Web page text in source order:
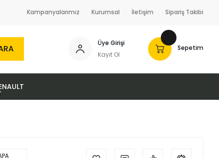
Kampanyalarımız Kurumsal İletişim Sipariş Takibi
Üye Girişi
Kayıt Ol
Sepetim